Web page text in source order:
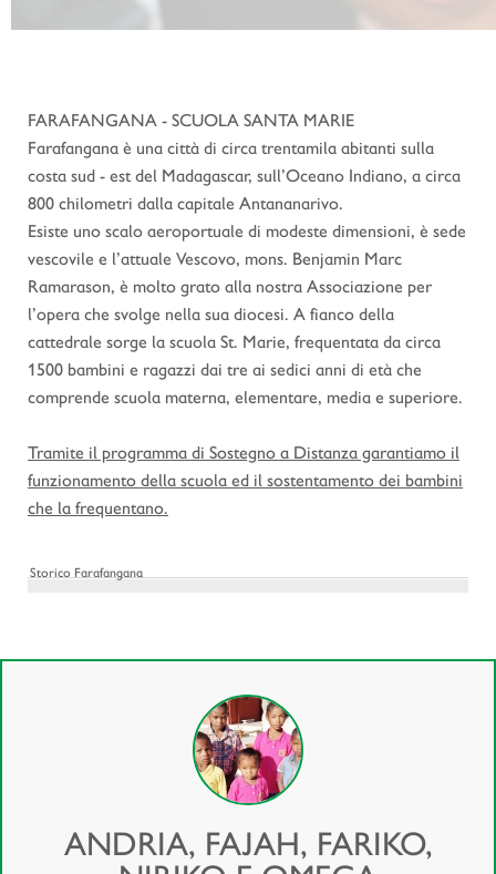
FARAFANGANA - SCUOLA SANTA MARIE
Farafangana è una città di circa trentamila abitanti sulla
costa sud - est del Madagascar, sull’Oceano Indiano, a circa
800 chilometri dalla capitale Antananarivo.
Esiste uno scalo aeroportuale di modeste dimensioni, è sede
vescovile e l’attuale Vescovo, mons. Benjamin Marc
Ramarason, è molto grato alla nostra Associazione per
l’opera che svolge nella sua diocesi. A fianco della
cattedrale sorge la scuola St. Marie, frequentata da circa
1500 bambini e ragazzi dai tre ai sedici anni di età che
comprende scuola materna, elementare, media e superiore.
Tramite il programma di Sostegno a Distanza garantiamo il
funzionamento della scuola ed il sostentamento dei bambini
che la frequentano.
Storico Farafangana
ANDRIA, FAJAH, FARIKO,